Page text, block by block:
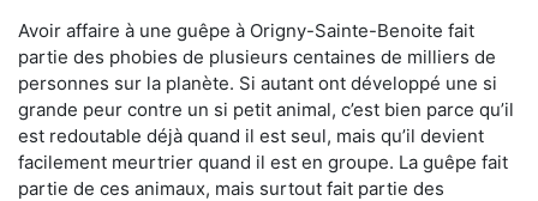
Avoir affaire à une guêpe à Origny-Sainte-Benoite fait
partie des phobies de plusieurs centaines de milliers de
personnes sur la planète. Si autant ont développé une si
grande peur contre un si petit animal, c’est bien parce qu’il
est redoutable déjà quand il est seul, mais qu’il devient
facilement meurtrier quand il est en groupe. La guêpe fait
partie de ces animaux, mais surtout fait partie des